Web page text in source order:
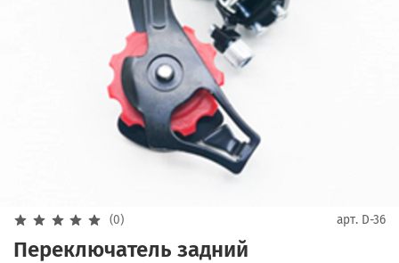
(0) арт. D-36
Переключатель задний